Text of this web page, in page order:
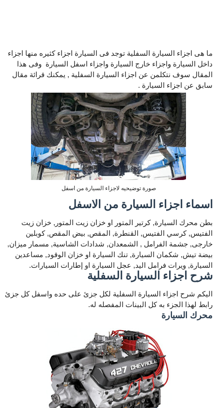
ما هى اجزاء السيارة السفلية توجد فى السيارة اجزاء كثيره منها اجزاء
داخل السيارة واجزاء خارج السيارة واجزاء اسفل السيارة وفى هذا
المقال سوف نتكلمن عن اجزاء السيارة السفلية , يمكنك قرائة مقال
سابق عن اجزاء السيارة .
صورة توضيحيه لاجزاء السيارة من اسفل
اسماء اجزاء السيارة من الاسفل
بطن محرك السيارة, كرتير المتور او خزان زيت المتور, خزان زيت
الفتيس, كرسي الفتيس, القنطرة, المقص, بيض المقص, كوبلين
خارجى, جشمة الفرامل , الشمعدان, شدادات الشاسية, مسمار ميزان,
بيضة تيش, شكمان السيارة, تنك السيارة او خزان الوقود, مساعدين
السيارة, ويرات فرامل اليد, عجل السيارة او إطارات السيارات.
شرح اجزاء السيارة السفلية
اليكم شرح اجزاء السيارة السفلية لكل جزئ على حده واسفل كل جزئ
رابط لهذا الجزء به كل البينات المفصله له.
محرك السيارة